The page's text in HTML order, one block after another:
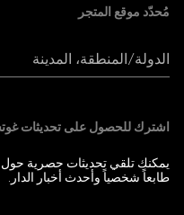
مُحدّد موقع المتجر
الدولة/المنطقة، المدينة
اشترك للحصول على تحديثات
يمكنك تلقي تحديثات حصرية
طابعاً شخصياً وأحدث أخبار الدار.